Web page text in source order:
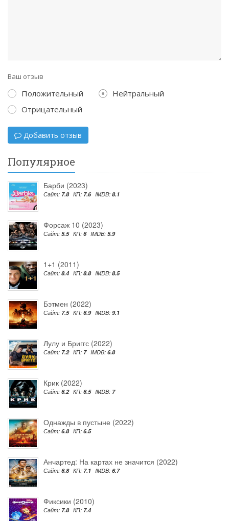
Ваш отзыв
Положительный
Нейтральный
Отрицательный
Добавить отзыв
Популярное
Барби (2023)
Сайт: 7.8 КП: 7.6 IMDB: 8.1
Форсаж 10 (2023)
Сайт: 5.5 КП: 6 IMDB: 5.9
1+1 (2011)
Сайт: 8.4 КП: 8.8 IMDB: 8.5
Бэтмен (2022)
Сайт: 7.5 КП: 6.9 IMDB: 9.1
Лулу и Бриггс (2022)
Сайт: 7.2 КП: 7 IMDB: 6.8
Крик (2022)
Сайт: 6.2 КП: 6.5 IMDB: 7
Однажды в пустыне (2022)
Сайт: 6.8 КП: 6.5
Анчартед: На картах не значится (2022)
Сайт: 6.8 КП: 7.1 IMDB: 6.7
Фиксики (2010)
Сайт: 7.8 КП: 7.4